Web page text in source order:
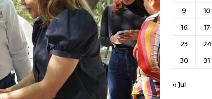
9
10
16
17
23
24
30
31
« Jul